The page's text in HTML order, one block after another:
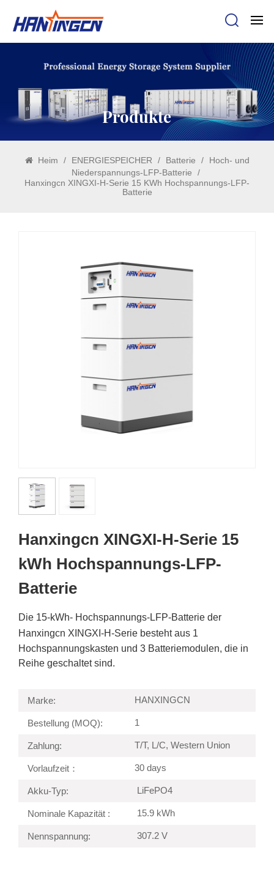
Produkte
Heim / ENERGIESPEICHER / Batterie /
Hoch- und
Niederspannungs-LFP-Batterie
/
Hanxingcn XINGXI-H-Serie 15 KWh Hochspannungs-LFP-
Batterie
Hanxingcn XINGXI-H-Serie 15
kWh Hochspannungs-LFP-
Batterie
Die 15-kWh- Hochspannungs-LFP-Batterie der
Hanxingcn XINGXI-H-Serie besteht aus 1
Hochspannungskasten und 3 Batteriemodulen, die in
Reihe geschaltet sind.
Marke: HANXINGCN
Bestellung (MOQ): 1
Zahlung: T/T, L/C, Western Union
Vorlaufzeit： 30 days
Akku-Typ: LiFePO4
Nominale Kapazität : 15.9 kWh
Nennspannung: 307.2 V